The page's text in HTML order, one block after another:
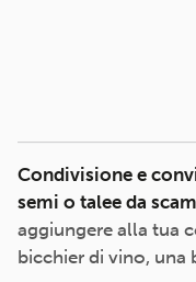
Condivisione e
semi o talee da
aggiungere alla tua
bicchier di vino, una